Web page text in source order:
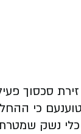
סכסוך
כי
נשק